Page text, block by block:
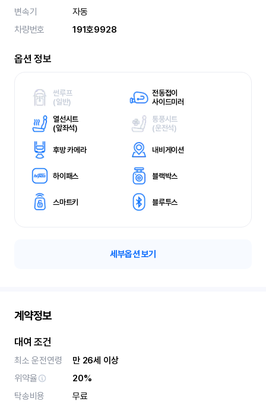
변속기
자동
차량번호
191호9928
옵션 정보
썬루프
(일반)
전동접이
사이드미러
열선시트
(앞좌석)
통풍시트
(운전석)
후방 카메라 내비게이션
하이패스 블랙박스
스마트키 블루투스
세부옵션 보기
계약정보
대여 조건
최소 운전연령
만 26세 이상
위약율
20%
탁송비용
무료